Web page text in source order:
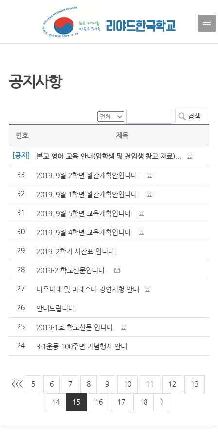
공지사항
번호 제목
[공지] 본교 영어 교육 안내(입학생 및 전입생 참고 자료)...
33 2019. 9월 2학년 월간계획안입니다.
32 2019. 9월 1학년 월간계획안입니다.
31 2019. 9월 5학년 교육계획입니다.
30 2019. 9월 4학년 교육계획입니다.
29 2019. 2학기 시간표 입니다.
28 2019-2 학교신문입니다.
27 나우미래 및 미래수다 강연시청 안내
26 안내드립니다.
25 2019-1호 학교신문 입니다.
24 3·1운동 100주년 기념행사 안내
<<< 5 6 7 8 9 10 11 12 13
14 15 16 17 18 >